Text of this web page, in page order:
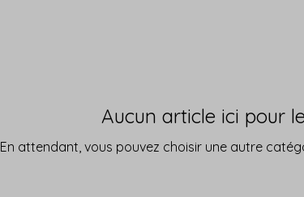
Aucun article ici pour
En attendant, vous pouvez choisir une autre